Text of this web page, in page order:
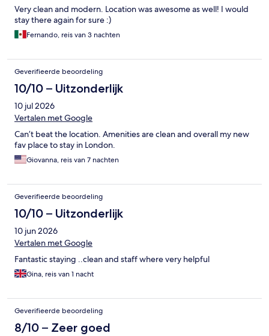
Very clean and modern. Location was awesome as well! I would
stay there again for sure :)
Fernando, reis van 3 nachten
Geverifieerde beoordeling
10/10 – Uitzonderlijk
10 jul 2026
Vertalen met Google
Can’t beat the location. Amenities are clean and overall my new
fav place to stay in London.
Giovanna, reis van 7 nachten
Geverifieerde beoordeling
10/10 – Uitzonderlijk
10 jun 2026
Vertalen met Google
Fantastic staying ..clean and staff where very helpful
Gina, reis van 1 nacht
Geverifieerde beoordeling
8/10 – Zeer goed